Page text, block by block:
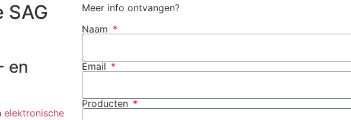
en
elektronische
Meer info ontvangen?
Naam
Email
Producten